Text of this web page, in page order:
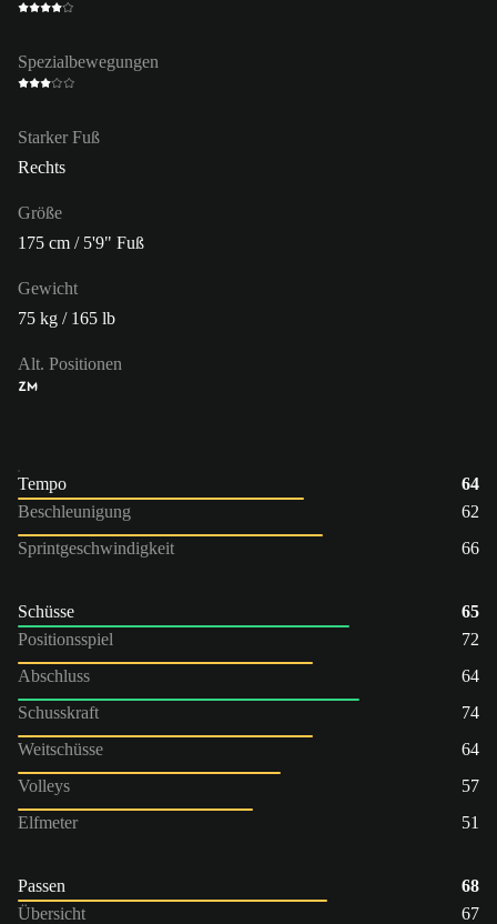
Spezialbewegungen
Starker Fuß
Rechts
Größe
175 cm / 5'9" Fuß
Gewicht
75 kg / 165 lb
Alt. Positionen
ZM
Tempo
64
Beschleunigung
62
Sprintgeschwindigkeit
66
Schüsse
65
Positionsspiel
72
Abschluss
64
Schusskraft
74
Weitschüsse
64
Volleys
57
Elfmeter
51
Passen
68
Übersicht
67